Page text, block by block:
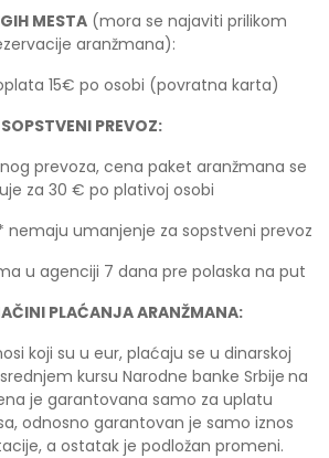
MESTA(mora se najaviti prilikom
aranžmana):
15€ po osobi (povratna karta)
SOPSTVENI PREVOZ:
prevoza, cena paket aranžmana se
za 30 € po plativoj osobi
nemaju umanjenje za sopstveni prevoz
u agenciji 7 dana pre polaska na put
PLAĆANJA ARANŽMANA:
koji su u eur, plaćaju se u dinarskoj
kursu Narodne banke Srbije na
je garantovana samo za uplatu
odnosno garantovan je samo iznos
a ostatak je podložan promeni.